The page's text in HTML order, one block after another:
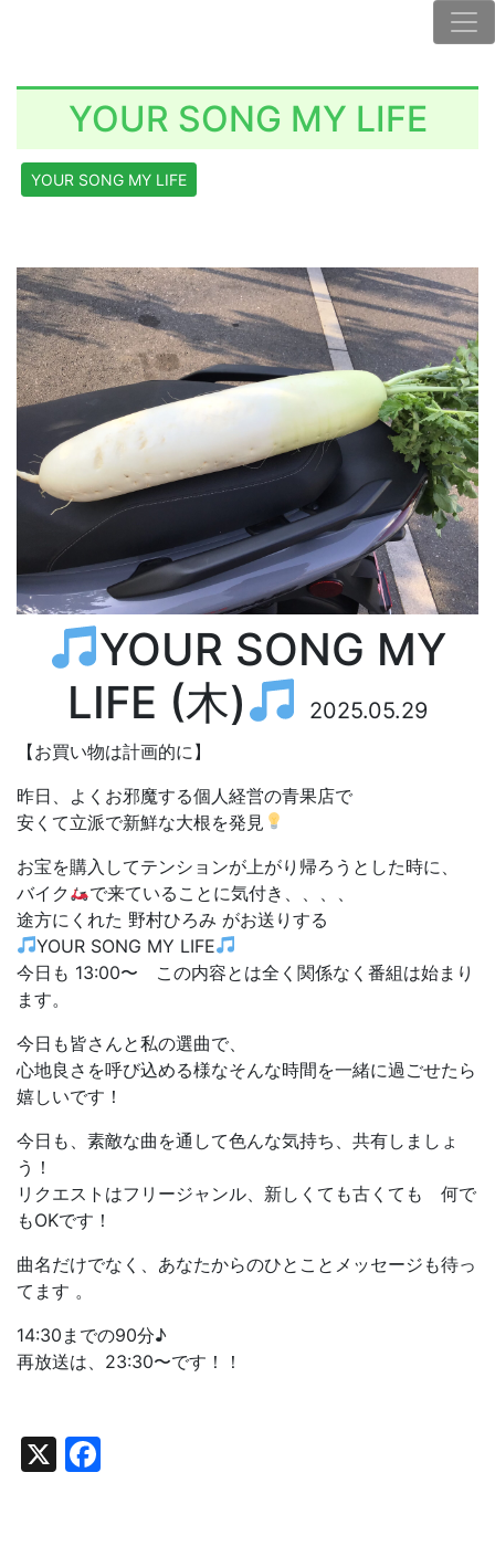
YOUR SONG MY LIFE
YOUR SONG MY LIFE
YOUR SONG MY
LIFE (木)
2025.05.29
【お買い物は計画的に】
昨日、よくお邪魔する個人経営の青果店で
安くて立派で新鮮な大根を発見
お宝を購入してテンションが上がり帰ろうとした時に、
バイク
で来ていることに気付き、、、、
途方にくれた 野村ひろみ がお送りする
YOUR SONG MY LIFE
今日も 13:00〜 この内容とは全く関係なく番組は始まり
ます。
今日も皆さんと私の選曲で、
心地良さを呼び込める様なそんな時間を一緒に過ごせたら
嬉しいです！
今日も、素敵な曲を通して色んな気持ち、共有しましょ
う！
リクエストはフリージャンル、新しくても古くても 何で
もOKです！
曲名だけでなく、あなたからのひとことメッセージも待っ
てます 。
14:30までの90分♪
再放送は、23:30〜です！！
X